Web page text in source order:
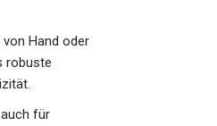
Hand
Das
Elastizität.
für